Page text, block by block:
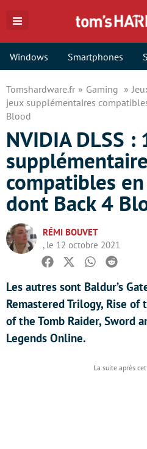
Windows Smartphones
Tomshardware.fr Gaming
jeux supplémentaires
Blood
NVIDIA DLSS
compatibles
dont Back 4
RÉMI BOUVET
, le 12 octobre 2021
Facebook
TwitterWhatsapp
Reddit
Les autres sont Baldur’s
Remastered Trilogy, Rise of
of the Tomb Raider, Sword
Legends Online.